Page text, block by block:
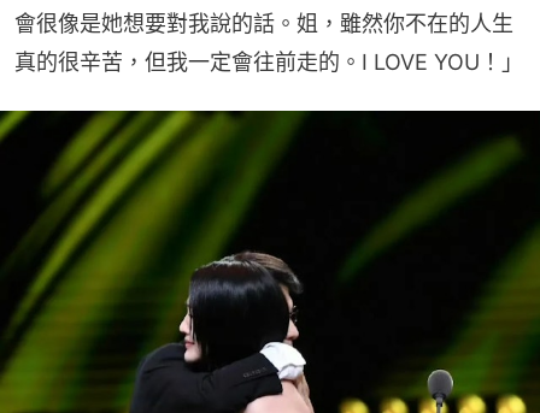
會很像是她想要對我說的話。姐，雖然你不在的人生
真的很辛苦，但我一定會往前走的。I LOVE YOU！」